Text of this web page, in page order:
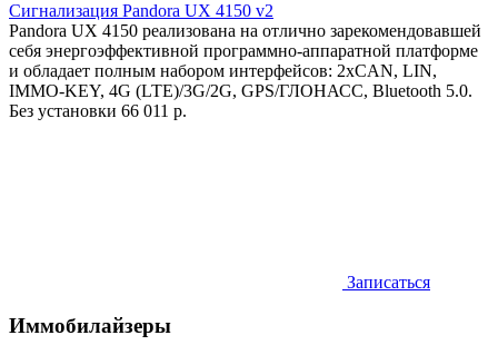
Сигнализация Pandora UX 4150 v2
Pandora UX 4150 реализована на отлично зарекомендовавшей
себя энергоэффективной программно-аппаратной платформе
и обладает полным набором интерфейсов: 2хCAN, LIN,
IMMO-KEY, 4G (LTE)/3G/2G, GPS/ГЛОНАСС, Bluetooth 5.0.
Без установки 66 011 р.
Записаться
Иммобилайзеры